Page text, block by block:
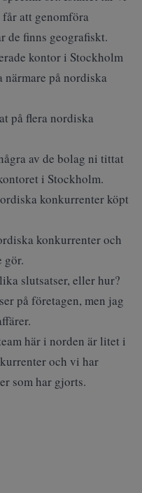
att genomföra
de finns geografiskt.
kontor i Stockholm
på nordiska
på flera nordiska
av de bolag ni tittat
i Stockholm.
konkurrenter köpt
konkurrenter och
gör.
slutsatser, eller hur?
på företagen, men jag
här i norden är litet i
och vi har
som har gjorts.